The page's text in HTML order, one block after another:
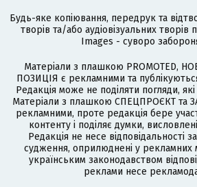
Будь-яке копіювання, передрук та
творів та/або аудіовізуальних
Images - суворо
Матеріали з плашкою PROMOTED,
ПОЗИЦІЯ є рекламними та
Редакція може не поділяти погляди,
Матеріали з плашкою СПЕЦПРОЄКТ та
рекламними, проте редакція бере
контенту і поділяє думки,
Редакція не несе відповідальності
судження, оприлюднені у рекламних
українським законодавством
реклами несе